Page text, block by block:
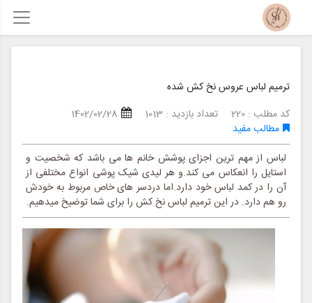
ترمیم لباس عروس نخ کش شده
کد مطلب : 220
تعداد بازدید : 1013
1402/02/28
مطالب مفید
لباس از مهم ترین اجزای پوشش خانم ها می باشد که شخصیت و
استایل را انعکاس می کند.و هر لیدی شیک پوشی انواع مختلفی از
آن را در کمد لباس خود دارد.اما دردسر های خاص مربوط به خودش
رو هم دارد. در این ترمیم لباس نخ کش را برای شما توضیخ میدهیم.